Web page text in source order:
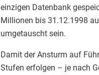
einzigen Datenbank
Millionen bis 31.12.1998
umgetauscht sein.
Damit der Ansturm auf
Stufen erfolgen – je nach